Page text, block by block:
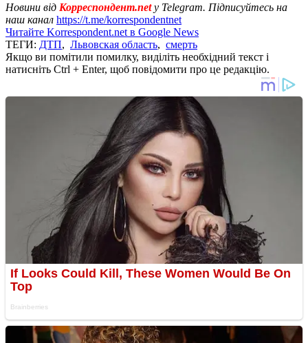
Новини від Корреспондент.net у Telegram. Підписуйтесь на
наш канал https://t.me/korrespondentnet
Читайте Korrespondent.net в Google News
ТЕГИ: ДТП, Львовская область, смерть
Якщо ви помітили помилку, виділіть необхідний текст і
натисніть Ctrl + Enter, щоб повідомити про це редакцію.